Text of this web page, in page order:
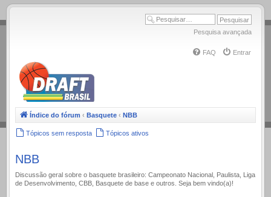
.
Pesquisa avançada
FAQ Entrar
Índice do fórum ‹ Basquete ‹ NBB
Tópicos sem resposta Tópicos ativos
NBB
Discussão geral sobre o basquete brasileiro: Campeonato Nacional, Paulista, Liga
de Desenvolvimento, CBB, Basquete de base e outros. Seja bem vindo(a)!